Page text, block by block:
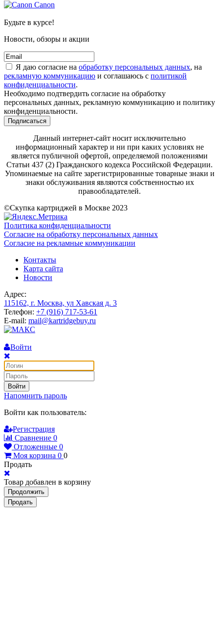
Canon
Будьте в курсе!
Новости, обзоры и акции
Я даю согласие на обработку персональных данных, на
рекламную коммуникацию и соглашаюсь с политикой
конфиденциальности.
Необходимо подтвердить согласие на обработку
персональных данных, рекламную коммуникацию и политику
конфиденциальности.
Подписаться
Данный интернет-сайт носит исключительно
информационный характер и ни при каких условиях не
является публичной офертой, определяемой положениями
Статьи 437 (2) Гражданского кодекса Российской Федерации.
Упоминаемые на сайте зарегистрированные товарные знаки и
знаки обслуживания являются собственностью их
правообладателей.
©Скупка картриджей в Москве 2023
Политика конфиденциальности
Согласие на обработку персональных данных
Согласие на рекламные коммуникации
Контакты
Карта сайта
Новости
Адрес:
115162, г. Москва, ул Хавская д. 3
Телефон: +7 (916) 717-53-61
E-mail: mail@kartridgebuy.ru
Войти
Войти
Напомнить пароль
Войти как пользователь:
Регистрация
Сравнение 0
Отложенные 0
Моя корзина 0 0
Продать
Товар добавлен в корзину
Продолжить
Продать